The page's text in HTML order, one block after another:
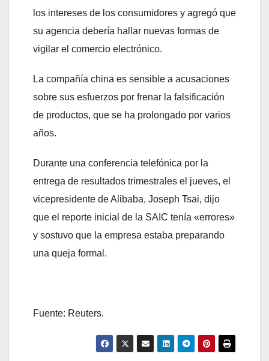
los intereses de los consumidores y agregó que
su agencia debería hallar nuevas formas de
vigilar el comercio electrónico.
La compañía china es sensible a acusaciones
sobre sus esfuerzos por frenar la falsificación
de productos, que se ha prolongado por varios
años.
Durante una conferencia telefónica por la
entrega de resultados trimestrales el jueves, el
vicepresidente de Alibaba, Joseph Tsai, dijo
que el reporte inicial de la SAIC tenía «errores»
y sostuvo que la empresa estaba preparando
una queja formal.
Fuente: Reuters.